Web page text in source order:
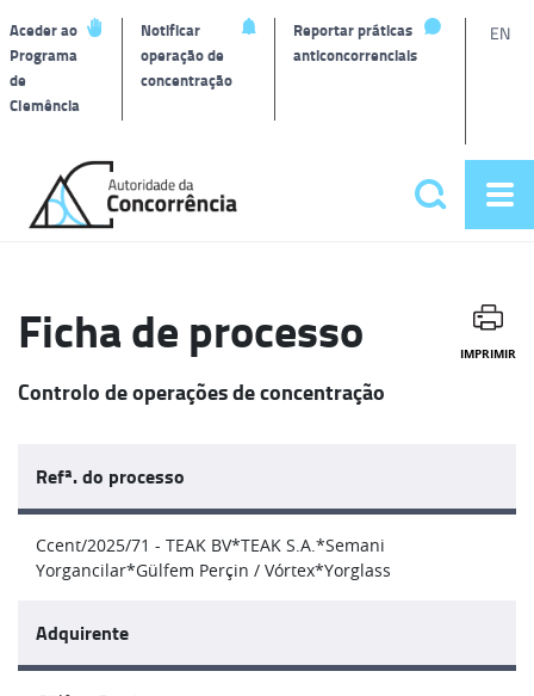
Aceder ao
Programa
de
Clemência
Notificar
operação de
concentração
Reportar práticas
anticoncorrenciais
EN
Página
inicial
Pesquisar
Ficha de processo IMPRIMIR
Controlo de operações de concentração
Refª. do processo
Ccent/2025/71 - TEAK BV*TEAK S.A.*Semani
Yorgancilar*Gülfem Perçin / Vórtex*Yorglass
Adquirente